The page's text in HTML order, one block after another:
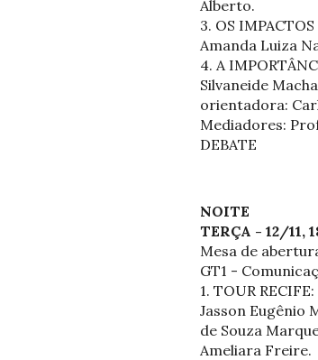
Alberto.
3. OS
Amanda Luiza
4. A
Silvaneide
orientadora:
Mediadores:
DEBATE
NOITE
TERÇA - 12/11,
Mesa de
GT1 -
1. TOUR
Jasson Eugênio
de Souza
Ameliara Freire.